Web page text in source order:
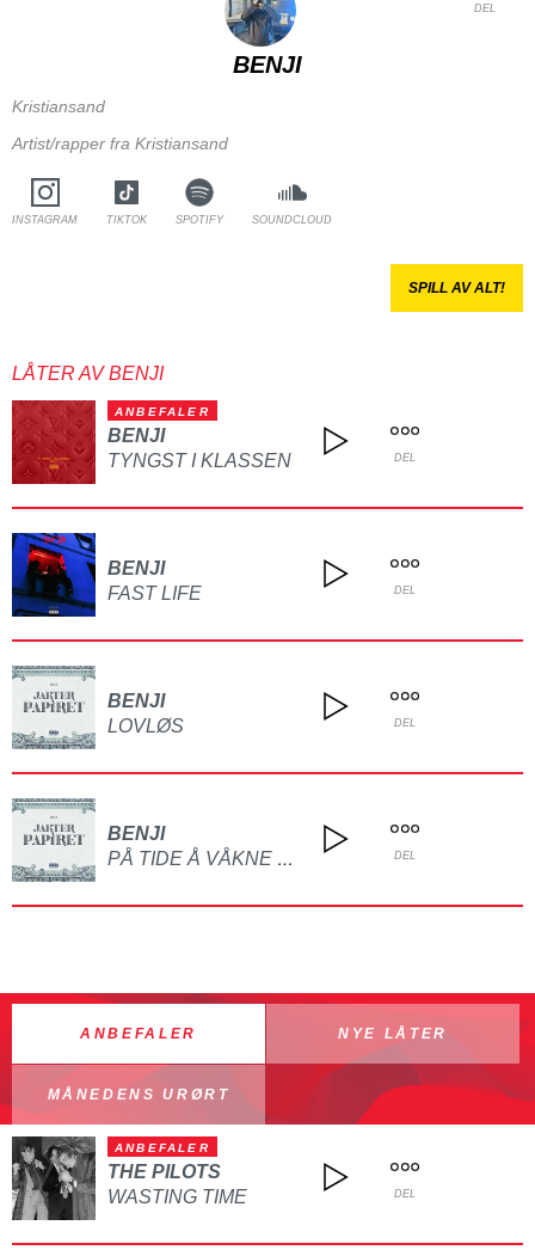
DEL
BENJI
Kristiansand
Artist/rapper fra Kristiansand
INSTAGRAM TIKTOK SPOTIFY SOUNDCLOUD
SPILL AV ALT!
LÅTER AV BENJI
ANBEFALER
BENJI
TYNGST I KLASSEN
DEL
BENJI
FAST LIFE
DEL
BENJI
LOVLØS
DEL
BENJI
PÅ TIDE Å VÅKNE OPP DEL
ANBEFALER NYE LÅTER
MÅNEDENS URØRT
ANBEFALER
THE PILOTS
WASTING TIME
DEL